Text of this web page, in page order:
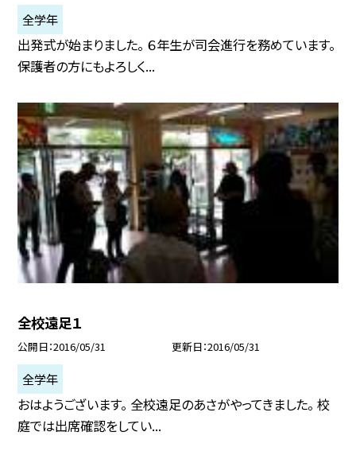
全学年
出発式が始まりました。 ６年生が司会進行を務めています。
保護者の方にもよろしく...
全校遠足１
公開日 2016/05/31 更新日 2016/05/31
全学年
おはようございます。 全校遠足のあさがやってきました。 校
庭では出席確認をしてい...